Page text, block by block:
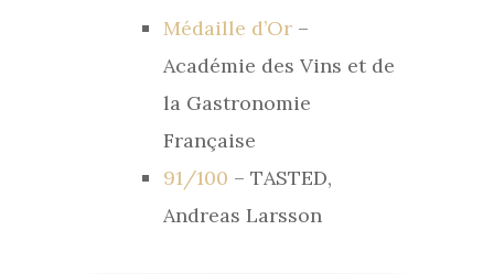
Médaille d’Or –
Académie des Vins et de
la Gastronomie
Française
91/100 – TASTED,
Andreas Larsson